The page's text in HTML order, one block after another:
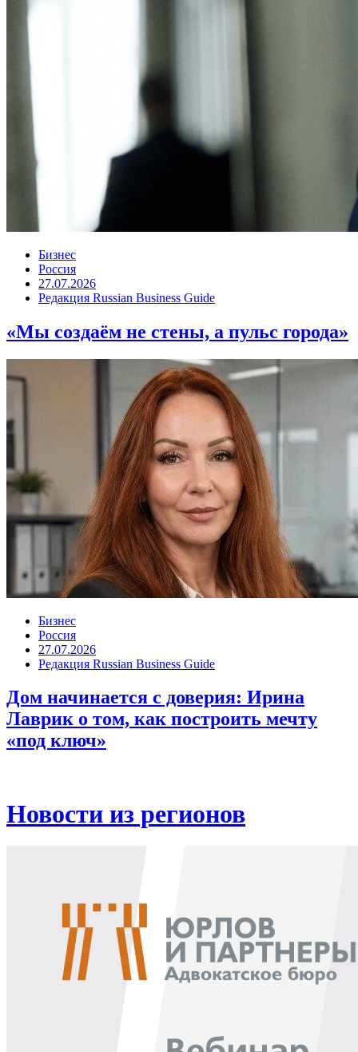
Бизнес
Россия
27.07.2026
Редакция Russian Business Guide
«Мы создаём не стены, а пульс города»
Бизнес
Россия
27.07.2026
Редакция Russian Business Guide
Дом начинается с доверия: Ирина
Лаврик о том, как построить мечту
«под ключ»
Новости из регионов